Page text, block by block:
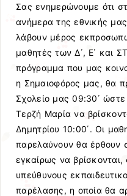
Σας ενημερώνουμε ότι
ανήμερα της εθνικής
λάβουν μέρος
μαθητές των Δ΄, Ε΄ και
πρόγραμμα που μας
η Σημαιοφόρος μας, θα
Σχολείο μας 09:30΄
Τερζή Μαρία να
Δημητρίου 10:00΄. Οι
παρελαύνουν θα έρθουν
εγκαίρως να
υπεύθυνους
παρέλασης, η οποία θα